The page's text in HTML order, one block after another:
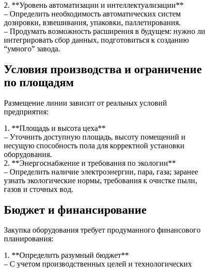
2. **Уровень автоматизации и интеллектуализации**
– Определить необходимость автоматических систем
дозировки, взвешивания, упаковки, паллетирования.
– Продумать возможность расширения в будущем: нужно ли
интегрировать сбор данных, подготовиться к созданию
“умного” завода.
Условия производства и ограничение
по площадям
Размещение линии зависит от реальных условий
предприятия:
1. **Площадь и высота цеха**
– Уточнить доступную площадь, высоту помещений и
несущую способность пола для корректной установки
оборудования.
2. **Энергоснабжение и требования по экологии**
– Определить наличие электроэнергии, пара, газа; заранее
узнать экологические нормы, требования к очистке пыли,
газов и сточных вод.
Бюджет и финансирование
Закупка оборудования требует продуманного финансового
планирования:
1. **Определить разумный бюджет**
– С учетом производственных целей и технологических